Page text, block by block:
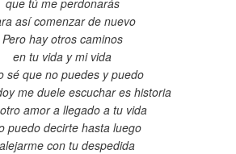
así comenzar de nuevo
Pero hay otros caminos
en tu vida y mi vida
sé que no puedes y puedo
me duele escuchar es historia
amor a llegado a tu vida
puedo decirte hasta luego
con tu despedida